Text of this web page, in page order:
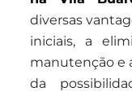
diversas
iniciais, a
manutenção e
da